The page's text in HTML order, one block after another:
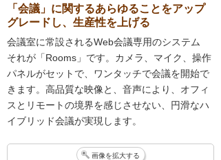
「会議」に関するあらゆることをアップ
グレードし、生産性を上げる
会議室に常設されるWeb会議専用のシステム
それが「Rooms」です。カメラ、マイク、操作
パネルがセットで、ワンタッチで会議を開始で
きます。高品質な映像と、音声により、オフィ
スとリモートの境界を感じさせない、円滑なハ
イブリッド会議が実現します。
画像を拡大する